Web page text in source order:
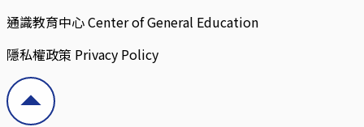
通識教育中心 Center of General Education
隱私權政策 Privacy Policy